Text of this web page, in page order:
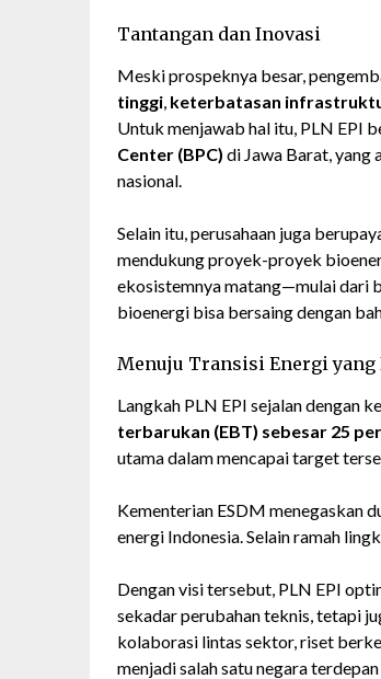
Tantangan dan Inovasi
Meski prospeknya besar,
tinggi keterbatasan
Untuk menjawab hal itu, PLN EPI
Center (BPC) di Jawa Barat, yang
nasional.
Selain itu, perusahaan juga
mendukung proyek-proyek
ekosistemnya matang—mulai dari
bioenergi bisa bersaing dengan
Menuju Transisi Energi
Langkah PLN EPI sejalan dengan
terbarukan (EBT) sebesar 25
utama dalam mencapai target
Kementerian ESDM menegaskan
energi Indonesia. Selain ramah
Dengan visi tersebut, PLN EPI
sekadar perubahan teknis, tetapi
kolaborasi lintas sektor, riset
menjadi salah satu negara